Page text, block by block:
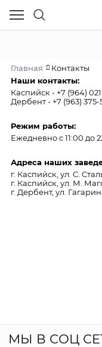
Главная
Контакты
Наши контакты:
Каспийск - +7 (964)
Дербент - +7 (963) 375-
Режим работы:
Ежедневно c 11:00 до
Адреса наших
г. Каспийск, ул. С.
г. Каспийск, ул. М.
г. Дербент, ул.
МЫ В СОЦ